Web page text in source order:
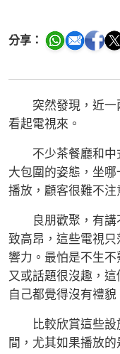
分享：
突然發現，近一
看起電視來。
不少茶餐廳和中
大包圍的姿態，坐
播放，顧客很難不注
良朋歡聚，有講
致高昂，這些電視
響力。最怕是不生不
又或話題很沒趣，
自己都覺得沒有禮貌
比較欣賞這些設
間，尤其如果播放